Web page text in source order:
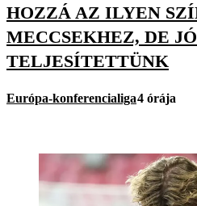
HOZZÁ AZ ILYEN
MECCSEKHEZ, DE
TELJESÍTETTÜNK
Európa-konferencialiga4 órája